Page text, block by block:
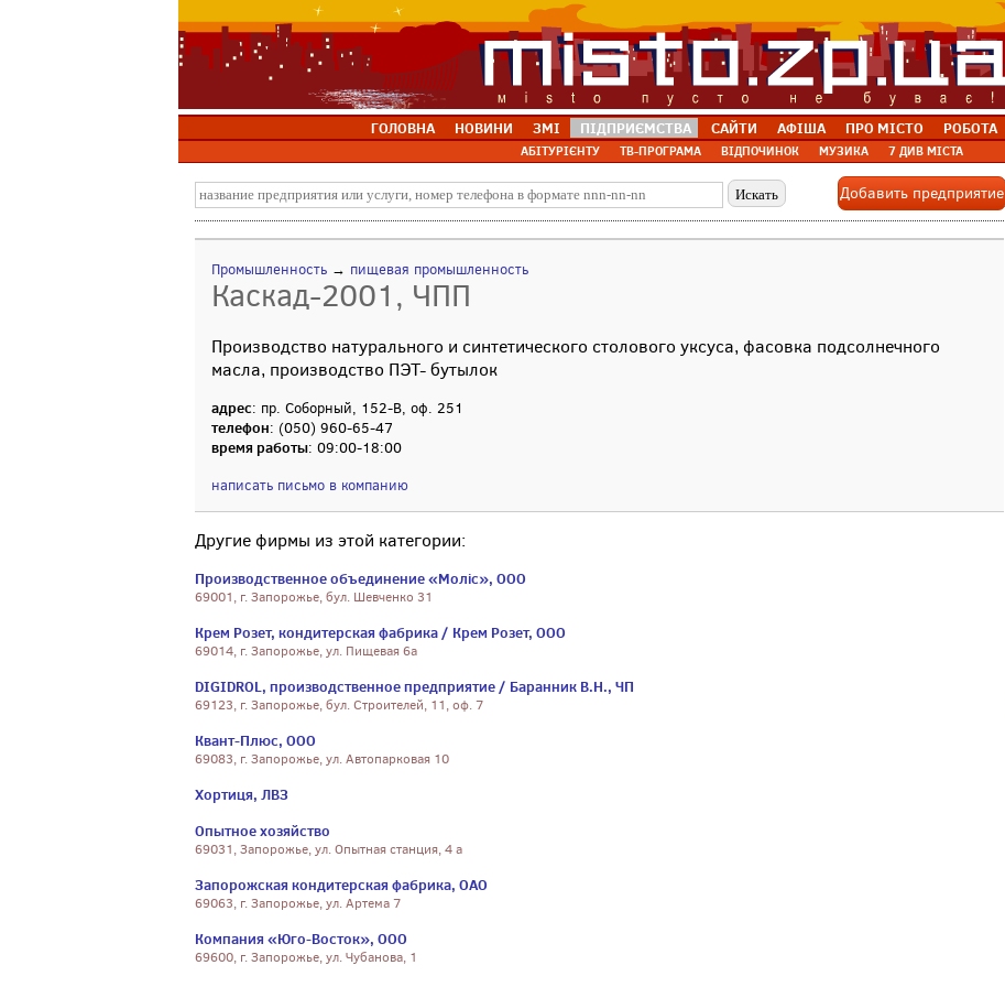
ГОЛОВНА НОВИНИ ЗМІ ПІДПРИЄМСТВА САЙТИ АФІША ПРО МІСТО РОБОТА
АБІТУРІЄНТУ ТВ-ПРОГРАМА ВІДПОЧИНОК МУЗИКА 7 ДИВ МІСТА
Добавить предприятие
Промышленность → пищевая промышленность
Каскад-2001, ЧПП
Производство натурального и синтетического столового уксуса, фасовка подсолнечного
масла, производство ПЭТ- бутылок
адрес: пр. Соборный, 152-В, оф. 251
телефон: (050) 960-65-47
время работы: 09:00-18:00
написать письмо в компанию
Другие фирмы из этой категории:
Производственное объединение «Моліс», ООО
69001, г. Запорожье, бул. Шевченко 31
Крем Розет, кондитерская фабрика / Крем Розет, ООО
69014, г. Запорожье, ул. Пищевая 6а
DIGIDROL, производственное предприятие / Баранник В.Н., ЧП
69123, г. Запорожье, бул. Строителей, 11, оф. 7
Квант-Плюс, ООО
69083, г. Запорожье, ул. Автопарковая 10
Хортиця, ЛВЗ
Опытное хозяйство
69031, Запорожье, ул. Опытная станция, 4 а
Запорожская кондитерская фабрика, ОАО
69063, г. Запорожье, ул. Артема 7
Компания «Юго-Восток», ООО
69600, г. Запорожье, ул. Чубанова, 1